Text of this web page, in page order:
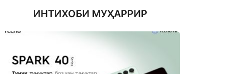
ИНТИХОБИ МУҲАРРИР